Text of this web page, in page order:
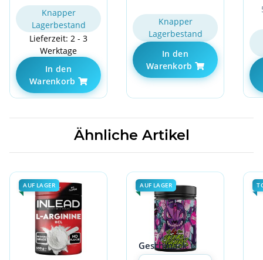
Knapper
Lagerbestand
Lieferzeit: 2 - 3
Werktage
In den
Warenkorb
Knapper
Lagerbestand
In den
Warenkorb
Ähnliche Artikel
AUF LAGER AUF LAGER
Geschmack